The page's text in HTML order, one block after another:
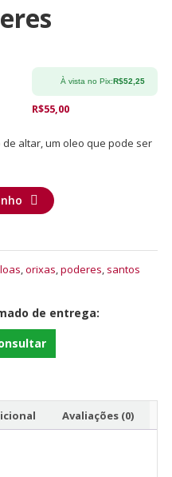
À vista no Pix:R$52,25
R$55,00
altar, um oleo que pode ser
loas,orixas,poderes, santos
de entrega:
Avaliações (0)